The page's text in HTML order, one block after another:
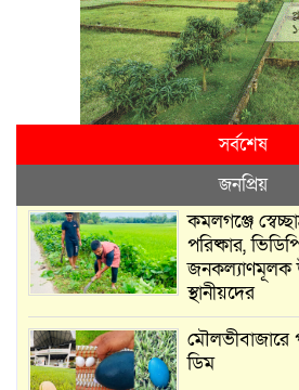
সর্বশেষ
জনপ্রিয়
কমলগঞ্জে
পরিষ্কার,
জনকল্যাণমূলক
স্থানীয়দের
মৌলভীবাজারে
ডিম